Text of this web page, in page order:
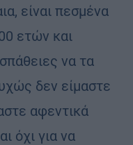
είναι πεσμένα
ετών και
να τα
δεν είμαστε
αφεντικά
όχι για να